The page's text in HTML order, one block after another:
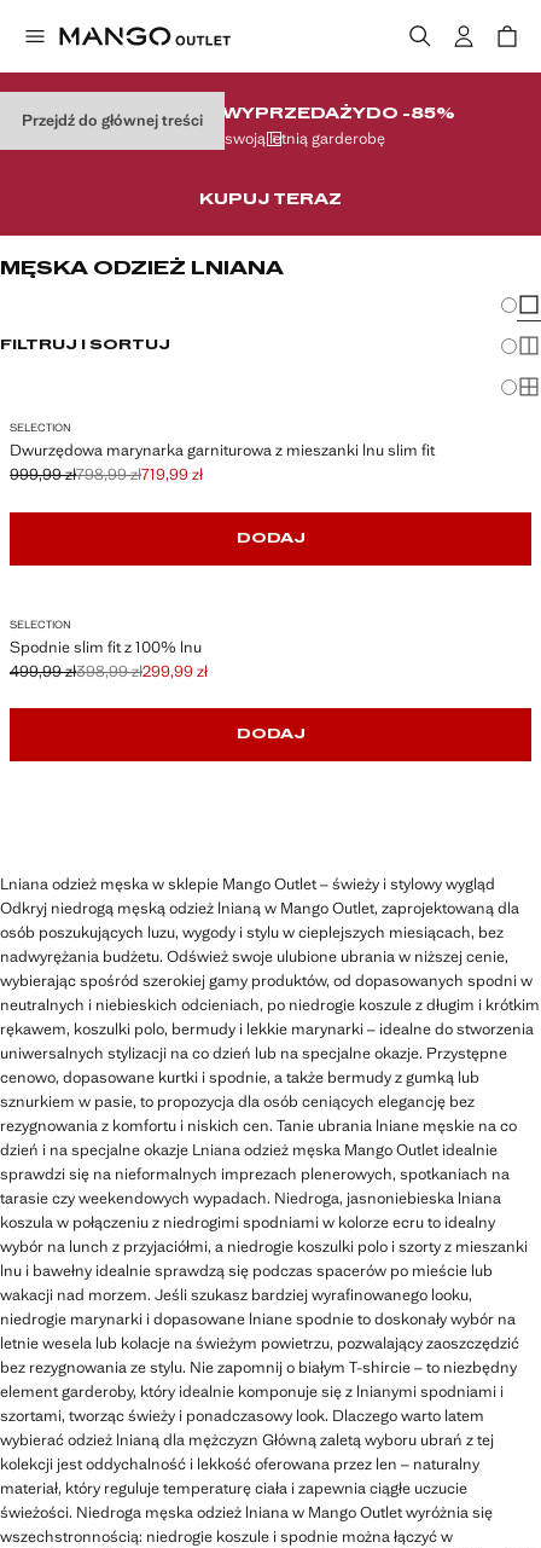
Przejdź do głównej treści
WIELKI FINAŁ WYPRZEDAŻYDO -85%
Uzupełnij swoją letnią garderobę
KUPUJ TERAZ
MĘSKA ODZIEŻ LNIANA
FILTRUJ I SORTUJ
SELECTION
Dwurzędowa marynarka garniturowa z mieszanki lnu slim fit
Skreślona cena początkowa [999,99 zł ]
999,99 zł
Skreślona druga cena [798,99 zł ]
798,99 zł
Aktualna cena [719,99 zł ]
719,99 zł
DODAJ
SELECTION
Spodnie slim fit z 100% lnu
Skreślona cena początkowa [499,99 zł ]
499,99 zł
Skreślona druga cena [398,99 zł ]
398,99 zł
Aktualna cena [299,99 zł ]
299,99 zł
DODAJ
Lniana odzież męska w sklepie Mango Outlet – świeży i stylowy wygląd
Odkryj niedrogą męską odzież lnianą w Mango Outlet, zaprojektowaną dla
osób poszukujących luzu, wygody i stylu w cieplejszych miesiącach, bez
nadwyrężania budżetu. Odśwież swoje ulubione ubrania w niższej cenie,
wybierając spośród szerokiej gamy produktów, od dopasowanych spodni w
neutralnych i niebieskich odcieniach, po niedrogie koszule z długim i krótkim
rękawem, koszulki polo, bermudy i lekkie marynarki – idealne do stworzenia
uniwersalnych stylizacji na co dzień lub na specjalne okazje. Przystępne
cenowo, dopasowane kurtki i spodnie, a także bermudy z gumką lub
sznurkiem w pasie, to propozycja dla osób ceniących elegancję bez
rezygnowania z komfortu i niskich cen. Tanie ubrania lniane męskie na co
dzień i na specjalne okazje Lniana odzież męska Mango Outlet idealnie
sprawdzi się na nieformalnych imprezach plenerowych, spotkaniach na
tarasie czy weekendowych wypadach. Niedroga, jasnoniebieska lniana
koszula w połączeniu z niedrogimi spodniami w kolorze ecru to idealny
wybór na lunch z przyjaciółmi, a niedrogie koszulki polo i szorty z mieszanki
lnu i bawełny idealnie sprawdzą się podczas spacerów po mieście lub
wakacji nad morzem. Jeśli szukasz bardziej wyrafinowanego looku,
niedrogie marynarki i dopasowane lniane spodnie to doskonały wybór na
letnie wesela lub kolacje na świeżym powietrzu, pozwalający zaoszczędzić
bez rezygnowania ze stylu. Nie zapomnij o białym T-shircie – to niezbędny
element garderoby, który idealnie komponuje się z lnianymi spodniami i
szortami, tworząc świeży i ponadczasowy look. Dlaczego warto latem
wybierać odzież lnianą dla mężczyzn Główną zaletą wyboru ubrań z tej
kolekcji jest oddychalność i lekkość oferowana przez len – naturalny
materiał, który reguluje temperaturę ciała i zapewnia ciągłe uczucie
świeżości. Niedroga męska odzież lniana w Mango Outlet wyróżnia się
wszechstronnością: niedrogie koszule i spodnie można łączyć w